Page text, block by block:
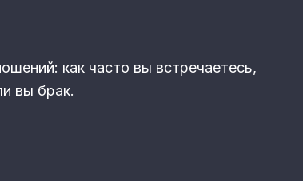
как часто вы встречаетесь,
вы брак.